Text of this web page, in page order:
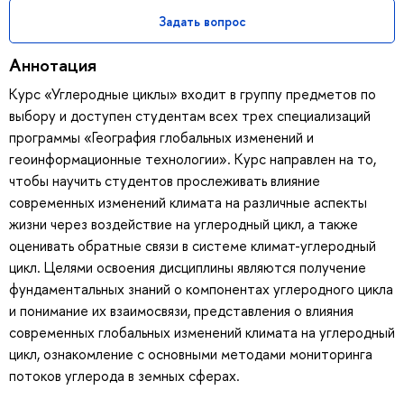
Задать вопрос
Аннотация
Курс «Углеродные циклы» входит в группу предметов по
выбору и доступен студентам всех трех специализаций
программы «География глобальных изменений и
геоинформационные технологии». Курс направлен на то,
чтобы научить студентов прослеживать влияние
современных изменений климата на различные аспекты
жизни через воздействие на углеродный цикл, а также
оценивать обратные связи в системе климат-углеродный
цикл. Целями освоения дисциплины являются получение
фундаментальных знаний о компонентах углеродного цикла
и понимание их взаимосвязи, представления о влияния
современных глобальных изменений климата на углеродный
цикл, ознакомление с основными методами мониторинга
потоков углерода в земных сферах.